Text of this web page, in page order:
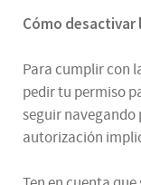
Cómo desactivar
Para cumplir con
pedir tu permiso
seguir navegando
autorización